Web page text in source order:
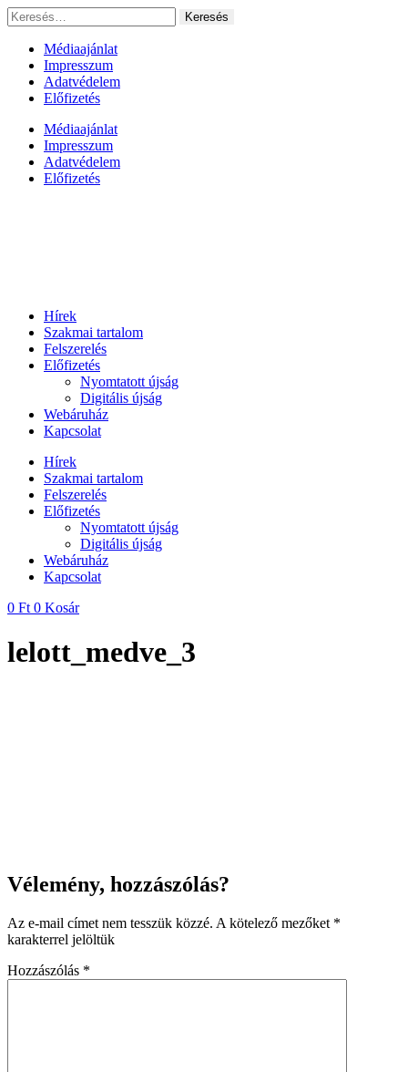
Ugrás
a
tartalomhoz
Keresés:
Médiaajánlat
Impresszum
Adatvédelem
Előfizetés
Médiaajánlat
Impresszum
Adatvédelem
Előfizetés
Hírek
Szakmai tartalom
Felszerelés
Előfizetés
Nyomtatott újság
Digitális újság
Webáruház
Kapcsolat
Hírek
Szakmai tartalom
Felszerelés
Előfizetés
Nyomtatott újság
Digitális újság
Webáruház
Kapcsolat
0 Ft 0 Kosár
lelott_medve_3
Vélemény, hozzászólás?
Az e-mail címet nem tesszük közzé. A kötelező mezőket *
karakterrel jelöltük
Hozzászólás *